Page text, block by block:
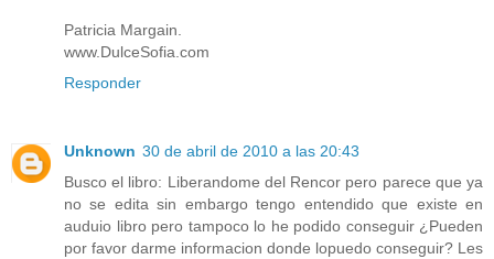
Patricia Margain.
www.DulceSofia.com
Responder
Unknown 30 de abril de 2010 a las 20:43
Busco el libro: Liberandome del Rencor pero parece que ya
no se edita sin embargo tengo entendido que existe en
auduio libro pero tampoco lo he podido conseguir ¿Pueden
por favor darme informacion donde lopuedo conseguir? Les